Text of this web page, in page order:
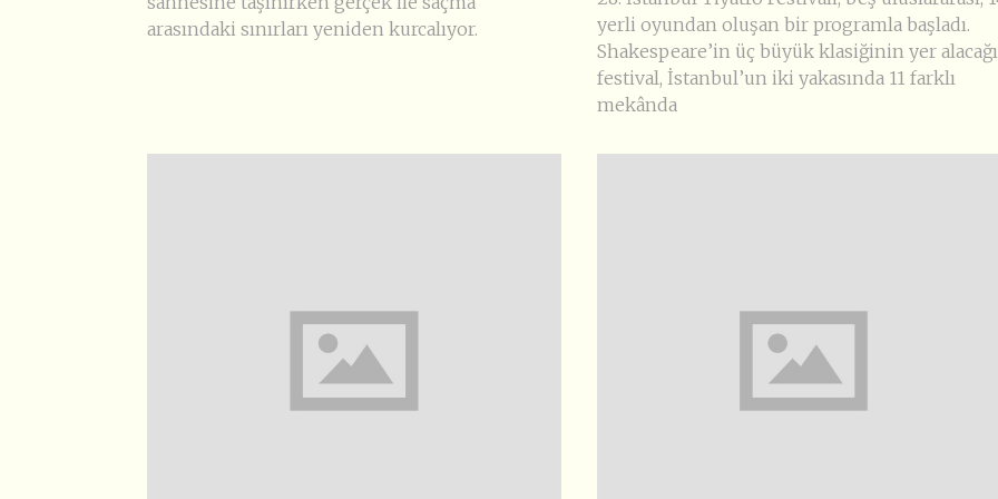
arasındaki sınırları yeniden kurcalıyor.
yerli oyundan oluşan bir programla başladı.
Shakespeare’in üç büyük klasiğinin yer alacağı
festival, İstanbul’un iki yakasında 11 farklı
mekânda